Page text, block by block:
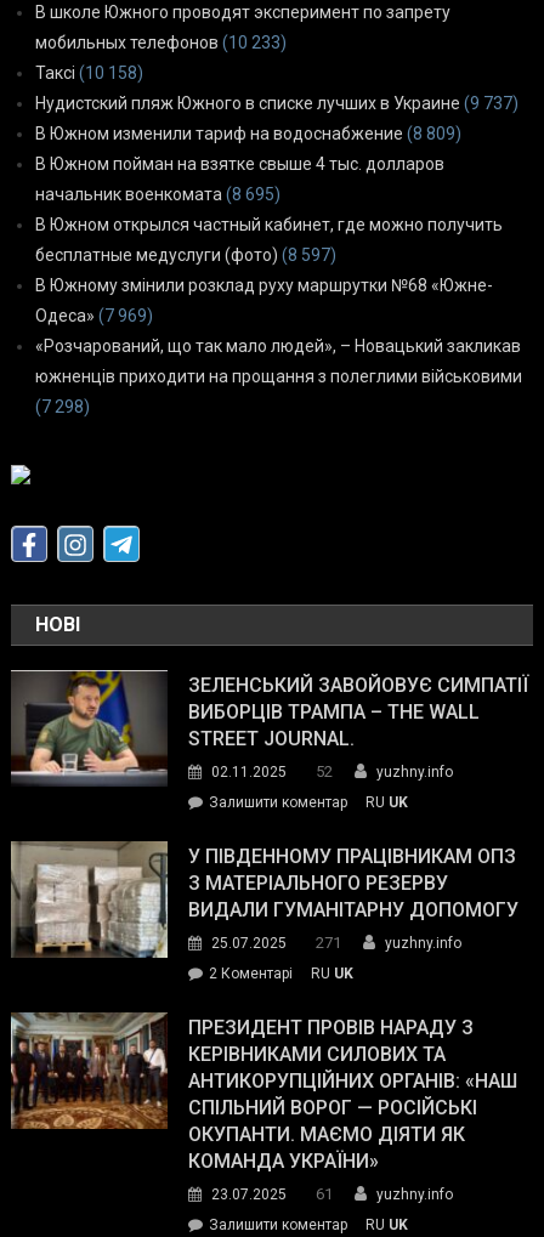
В школе Южного проводят эксперимент по запрету
мобильных телефонов (10 233)
Таксі (10 158)
Нудистский пляж Южного в списке лучших в Украине (9 737)
В Южном изменили тариф на водоснабжение (8 809)
В Южном пойман на взятке свыше 4 тыс. долларов
начальник военкомата (8 695)
В Южном открылся частный кабинет, где можно получить
бесплатные медуслуги (фото) (8 597)
В Южному змінили розклад руху маршрутки №68 «Южне-
Одеса» (7 969)
«Розчарований, що так мало людей», – Новацький закликав
южненців приходити на прощання з полеглими військовими
(7 298)
НОВІ
ЗЕЛЕНСЬКИЙ ЗАВОЙОВУЄ СИМПАТІЇ
ВИБОРЦІВ ТРАМПА – THE WALL
STREET JOURNAL.
02.11.2025 52
yuzhny.info
Залишити коментарon
завойовує
симпатії
виборців
The
Street
Journal.
RU UK
У ПІВДЕННОМУ ПРАЦІВНИКАМ ОПЗ
З МАТЕРІАЛЬНОГО РЕЗЕРВУ
ВИДАЛИ ГУМАНІТАРНУ ДОПОМОГУ
25.07.2025 271
yuzhny.info
2 Коментарі
Південному
працівникам
ОПЗ
з
матеріального
резерву
гуманітарну
допомогу
RU UK
ПРЕЗИДЕНТ ПРОВІВ НАРАДУ З
КЕРІВНИКАМИ СИЛОВИХ ТА
АНТИКОРУПЦІЙНИХ ОРГАНІВ: «НАШ
СПІЛЬНИЙ ВОРОГ — РОСІЙСЬКІ
ОКУПАНТИ. МАЄМО ДІЯТИ ЯК
КОМАНДА УКРАЇНИ»
23.07.2025 61
yuzhny.info
Залишити коментарon
RU UK